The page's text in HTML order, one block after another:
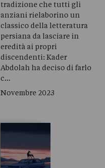
tradizione che tutti gli
anziani rielaborino un
classico della letteratura
persiana da lasciare in
eredità ai propri
discendenti: Kader
Abdolah ha deciso di farlo
c…
Novembre 2023